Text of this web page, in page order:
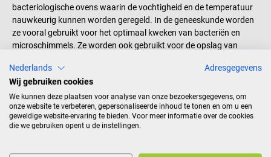
bacteriologische ovens waarin de vochtigheid en de temperatuur
nauwkeurig kunnen worden geregeld. In de geneeskunde worden
ze vooral gebruikt voor het optimaal kweken van bacteriën en
microschimmels. Ze worden ook gebruikt voor de opslag van
De vochtigheid en de temperatuur van het medium zijn bepalende
factoren voor de groei van micro-organismen. Onder de verkeerde
omstandigheden groeien ze heel langzaam of helemaal niet. Als
men bijvoorbeeld een bacteriële infectie in een monster wil
opsporen, moet het monster worden opgeslagen onder optimale
Nederlands
Adresgegevens
Wij gebruiken cookies
We kunnen deze plaatsen voor analyse van onze bezoekersgegevens, om
onze website te verbeteren, gepersonaliseerde inhoud te tonen en om u een
geweldige website-ervaring te bieden. Voor meer informatie over de cookies
die we gebruiken opent u de instellingen.